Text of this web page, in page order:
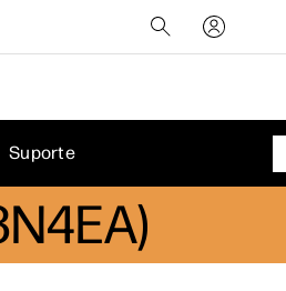
Suporte